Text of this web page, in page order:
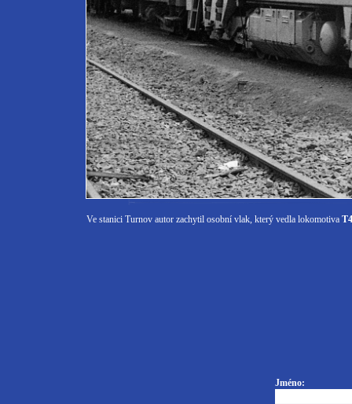
Ve stanici Turnov autor zachytil osobní vlak, který vedla lokomotiva
Jméno: